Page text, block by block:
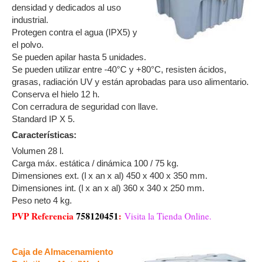
densidad y dedicados al uso
industrial.
Protegen contra el agua (IPX5) y
el polvo.
Se pueden apilar hasta 5 unidades.
Se pueden utilizar entre -40°C y +80°C, resisten ácidos,
grasas, radiación UV y están aprobadas para uso alimentario.
Conserva el hielo 12 h.
Con cerradura de seguridad con llave.
Standard IP X 5.
Características:
Volumen 28 l.
Carga máx. estática / dinámica 100 / 75 kg.
Dimensiones ext. (l x an x al) 450 x 400 x 350 mm.
Dimensiones int. (l x an x al) 360 x 340 x 250 mm.
Peso neto 4 kg.
PVP Referencia758120451: Visita la Tienda Online.
Caja de Almacenamiento